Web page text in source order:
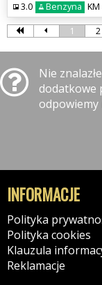
3.0 Benzyna
1 2
Nie
dodatkowe
odpowiemy
INFORMACJE
Polityka
Polityka cookies
Klauzula
Reklamacje